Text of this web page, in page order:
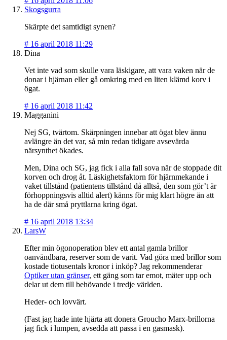
Skogsgurra
Skärpte det samtidigt synen?
# 16 april 2018 11:29
Dina
Vet inte vad som skulle vara läskigare, att vara vaken när de
donar i hjärnan eller gå omkring med en liten klämd korv i
ögat.
# 16 april 2018 11:42
Magganini
Nej SG, tvärtom. Skärpningen innebar att ögat blev ännu
avlängre än det var, så min redan tidigare avsevärda
närsynthet ökades.
Men, Dina och SG, jag fick i alla fall sova när de stoppade dit
korven och drog åt. Läskighetsfaktorn för hjärnmekande i
vaket tillstånd (patientens tillstånd då alltså, den som gör’t är
förhoppningsvis alltid alert) känns för mig klart högre än att
ha de där små pryttlarna kring ögat.
# 16 april 2018 13:34
LarsW
Efter min ögonoperation blev ett antal gamla brillor
oanvändbara, reserver som de varit. Vad göra med brillor som
kostade tiotusentals kronor i inköp? Jag rekommenderar
Optiker utan gränser, ett gäng som tar emot, mäter upp och
delar ut dem till behövande i tredje världen.
Heder- och lovvärt.
(Fast jag hade inte hjärta att donera Groucho Marx-brillorna
jag fick i lumpen, avsedda att passa i en gasmask).